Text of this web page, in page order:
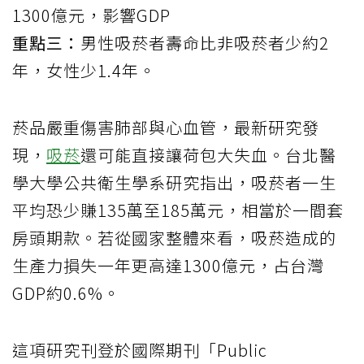
1300億元，影響GDP
重點三： 男性吸菸者壽命比非吸菸者少約2
年，女性少1.4年。
菸品嚴重傷害肺部與心血管，最新研究發
現， 吸菸還可能直接讓荷包大失血。台北醫
學大學公共衛生學系研究指出，吸菸者一生
平均恐少賺135萬至185萬元，相當於一間套
房頭期款。若從國家整體來看，吸菸造成的
生產力損失一年更高達1300億元，占台灣
GDP約0.6%。
這項研究刊登於國際期刊「Public